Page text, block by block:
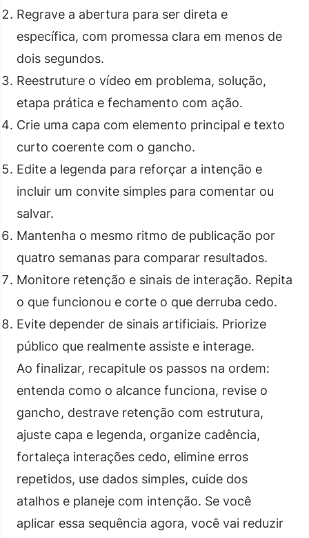
Regrave a abertura para ser direta e
específica, com promessa clara em menos de
dois segundos.
Reestruture o vídeo em problema, solução,
etapa prática e fechamento com ação.
Crie uma capa com elemento principal e texto
curto coerente com o gancho.
Edite a legenda para reforçar a intenção e
incluir um convite simples para comentar ou
salvar.
Mantenha o mesmo ritmo de publicação por
quatro semanas para comparar resultados.
Monitore retenção e sinais de interação. Repita
o que funcionou e corte o que derruba cedo.
Evite depender de sinais artificiais. Priorize
público que realmente assiste e interage.
Ao finalizar, recapitule os passos na ordem:
entenda como o alcance funciona, revise o
gancho, destrave retenção com estrutura,
ajuste capa e legenda, organize cadência,
fortaleça interações cedo, elimine erros
repetidos, use dados simples, cuide dos
atalhos e planeje com intenção. Se você
aplicar essa sequência agora, você vai reduzir